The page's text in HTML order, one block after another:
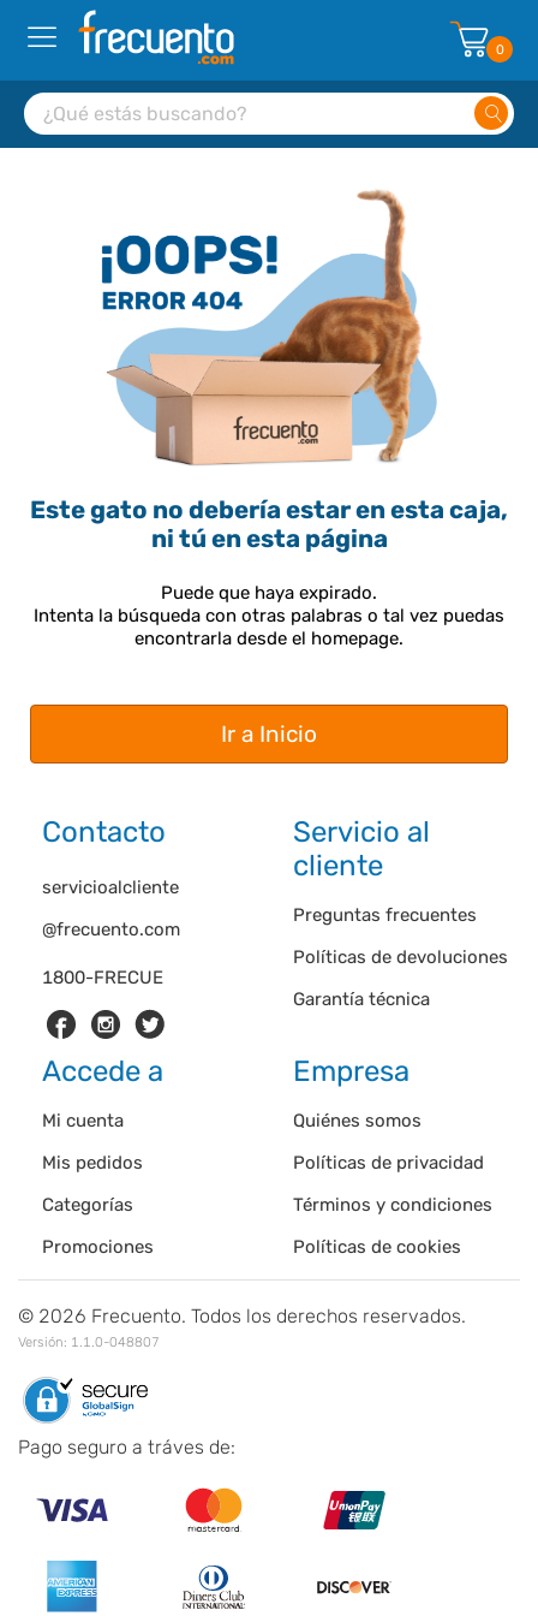
0
Este gato no debería estar en esta caja,
ni tú en esta página
Puede que haya expirado.
Intenta la búsqueda con otras palabras o tal vez puedas
encontrarla desde el homepage.
Ir a Inicio
Contacto
1800-FRECUE
servicioalcliente
@frecuento.com
Servicio al
cliente
Preguntas frecuentes
Políticas de devoluciones
Garantía técnica
Accede a
Mi cuenta
Mis pedidos
Categorías
Promociones
Empresa
Quiénes somos
Políticas de privacidad
Términos y condiciones
Políticas de cookies
© 2026 Frecuento. Todos los derechos reservados.
Versión: 1.1.0-048807
Pago seguro a tráves de: